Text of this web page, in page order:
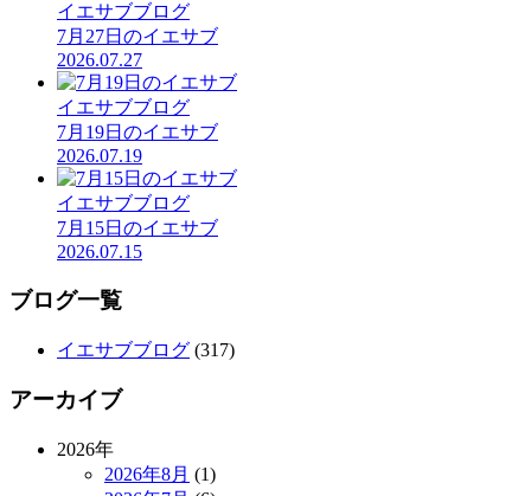
イエサブブログ
7月27日のイエサブ
2026.07.27
イエサブブログ
7月19日のイエサブ
2026.07.19
イエサブブログ
7月15日のイエサブ
2026.07.15
ブログ一覧
イエサブブログ (317)
アーカイブ
2026年
2026年8月 (1)